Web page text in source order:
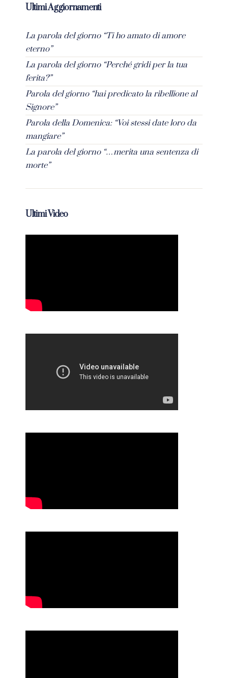
Ultimi Aggiornamenti
La parola del giorno “Ti ho amato di amore
eterno”
La parola del giorno “Perché gridi per la tua
ferita?”
Parola del giorno “hai predicato la ribellione al
Signore”
Parola della Domenica: “Voi stessi date loro da
mangiare”
La parola del giorno “…merita una sentenza di
morte”
Ultimi Video